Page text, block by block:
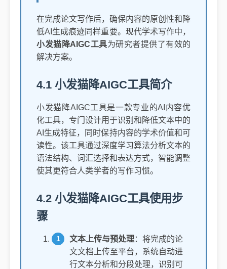
在完成论文写作后，确保内容的原创性和降
低AI生成痕迹同样重要。现代学术写作中，
小发猫降AIGC工具为研究者提供了有效的
解决方案。
4.1 小发猫降AIGC工具简介
小发猫降AIGC工具是一款专业的AI内容优
化工具，专门设计用于识别和降低文本中的
AI生成特征，同时保持内容的学术价值和可
读性。该工具通过深度学习算法分析文本的
语法结构、词汇选择和表达方式，智能调整
使其更符合人类学者的写作习惯。
4.2 小发猫降AIGC工具使用步
骤
文本上传与预处理：将完成的论
文文档上传至平台，系统自动进
行文本分析和分段处理，识别可